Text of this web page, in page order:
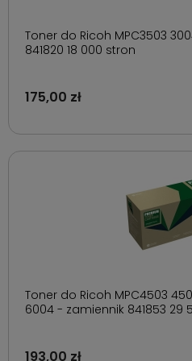
Toner do Ricoh MPC3503
841820 18 000 stron
175,00 zł
Toner do Ricoh MPC4503
6004 - zamiennik 841853 29
193,00 zł